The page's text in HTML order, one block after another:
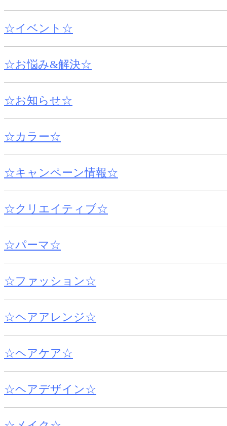
☆イベント☆
☆お悩み&解決☆
☆お知らせ☆
☆カラー☆
☆キャンペーン情報☆
☆クリエイティブ☆
☆パーマ☆
☆ファッション☆
☆ヘアアレンジ☆
☆ヘアケア☆
☆ヘアデザイン☆